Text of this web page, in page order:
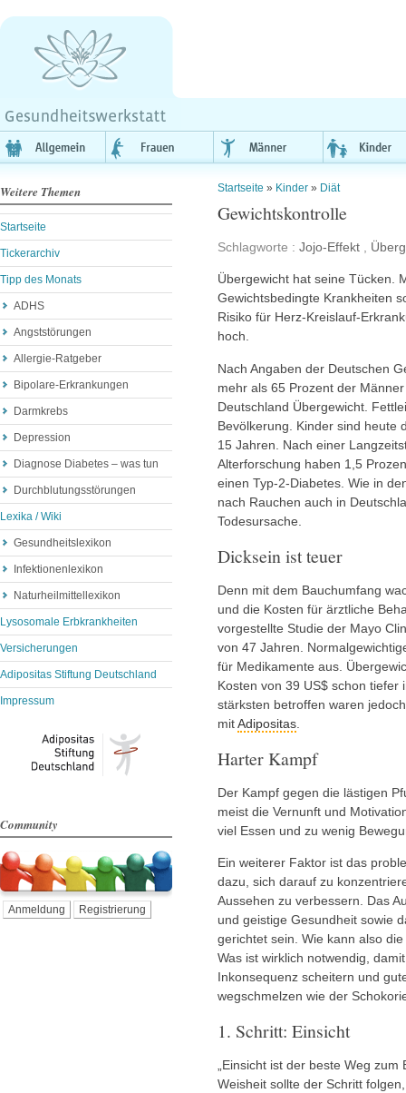
Weitere Themen
Startseite
Tickerarchiv
Tipp des Monats
ADHS
Angststörungen
Allergie-Ratgeber
Bipolare-Erkrankungen
Darmkrebs
Depression
Diagnose Diabetes – was tun
Durchblutungsstörungen
Lexika / Wiki
Gesundheitslexikon
Infektionenlexikon
Naturheilmittellexikon
Lysosomale Erbkrankheiten
Versicherungen
Adipositas Stiftung Deutschland
Impressum
Community
Anmeldung Registrierung
Startseite » Kinder » Diät
Gewichtskontrolle
Schlagworte : Jojo-Effekt
Übergewicht hat seine Tücken.
Gewichtsbedingte Krankheiten
Risiko für Herz-Kreislauf-
hoch.
Nach Angaben der Deutschen
mehr als 65 Prozent der
Deutschland Übergewicht.
Bevölkerung. Kinder sind heute
15 Jahren. Nach einer
Alterforschung haben 1,5
einen Typ-2-Diabetes. Wie in
nach Rauchen auch in
Todesursache.
Dicksein ist teuer
Denn mit dem Bauchumfang
und die Kosten für ärztliche
vorgestellte Studie der Mayo
von 47 Jahren.
für Medikamente aus.
Kosten von 39 US$ schon tiefer
stärksten betroffen waren
mitAdipositas
Harter Kampf
Der Kampf gegen die lästigen
meist die Vernunft und
viel Essen und zu wenig
Ein weiterer Faktor ist das
dazu, sich darauf zu
Aussehen zu verbessern. Das
und geistige Gesundheit sowie
gerichtet sein. Wie kann also
Was ist wirklich notwendig,
Inkonsequenz scheitern und
wegschmelzen wie der
1. Schritt: Einsicht
„Einsicht ist der beste Weg
Weisheit sollte der Schritt